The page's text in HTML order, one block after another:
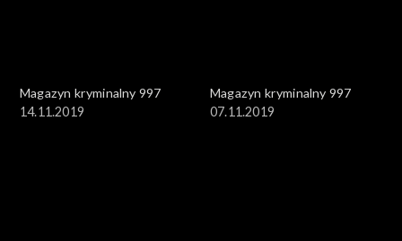
Magazyn kryminalny 997
14.11.2019
Magazyn kryminalny 997
07.11.2019